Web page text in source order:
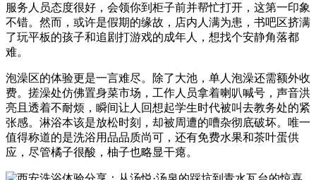
服务人员态度很好，会领你到柜子前并帮忙打开，这第一印象
不错。然而，或许是假期的缘故，店内人满为患，书吧区挤满
了玩平板的孩子和追剧打游戏的成年人，想找个安静角落都
难。
泡澡区的体验更是一言难尽。除了大池，单人泡澡还需额外收
费。搓澡处仿佛置身菜市场，工作人员拿着喇叭喊号，声音洪
亮且透着不耐烦，瞬间让人回想起学生时代被叫去教务处的紧
张感。淋浴本该是放松时刻，却被周遭的嘈杂彻底破坏。唯一
值得称道的是洗浴用品品质尚可，还有免费水果和茶叶蛋供
应，尽管橘子很酸，柚子也略显干瘪。